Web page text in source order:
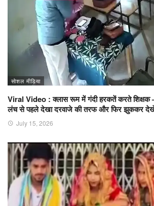
सोशल मीडिया
Viral Video : क्लास रूम में गंदी हरकतें करते शिक्षक
लंच से पहले देखा दरवाजे की तरफ और फिर झुककर देखें
July 15, 2026